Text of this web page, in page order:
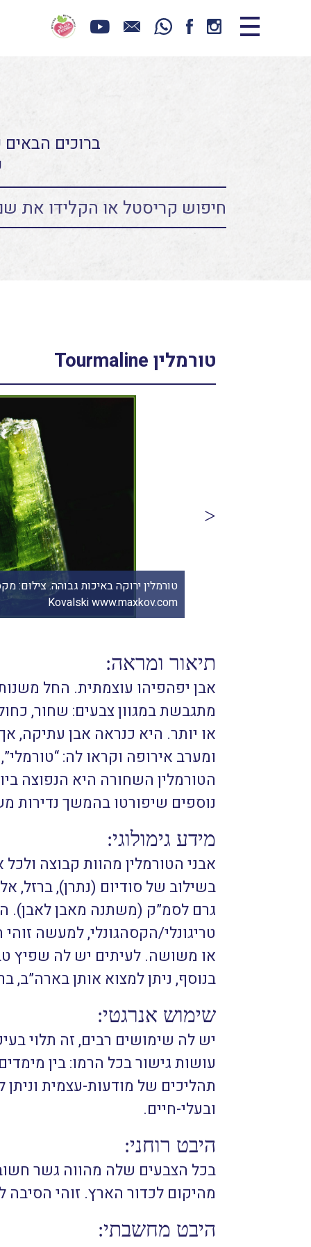
ברוכים
טורמלין Tourmaline
Kovalski www.maxkov.com
תיאור ומראה:
מתגבשת במגוון צבעים: שחור,
ומערב אירופה וקראו לה:
הטורמלין השחורה היא הנפוצה
נוספים שיפורטו בהמשך נדירות
מידע גימולוגי:
אבני הטורמלין מהוות קבוצה
בשילוב של סודיום (נתרן), ברזל,
טריגונלי/הקסהגונלי, למעשה
או משושה. לעיתים יש לה שפיץ
בנוסף, ניתן למצוא אותן בארה”ב,
שימוש אנרגטי:
יש לה שימושים רבים, זה תלוי
עושות גישור בכל הרמו: בין
תהליכים של מודעות-עצמית
ובעלי-חיים.
היבט רוחני:
בכל הצבעים שלה מהווה גשר חשוב
מהיקום לכדור הארץ. זוהי
היבט מחשבתי: